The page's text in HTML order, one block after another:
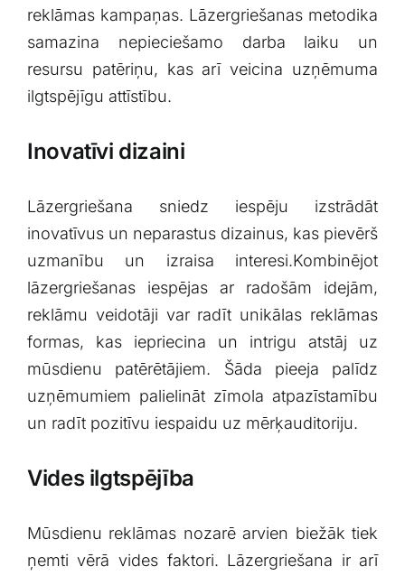
reklāmas kampaņas. Lāzergriešanas metodika
samazina nepieciešamo darba ⁤laiku un
resursu patēriņu, kas⁤ arī veicina uzņēmuma
ilgtspējīgu ​attīstību.
Inovatīvi⁣ dizaini
Lāzergriešana sniedz iespēju ⁣izstrādāt
inovatīvus un neparastus ⁣dizainus,‍ kas pievērš
uzmanību un izraisa interesi.Kombinējot⁤
lāzergriešanas ⁤iespējas ⁤ar ⁣radošām idejām,
⁤reklāmu veidotāji ​var radīt unikālas reklāmas
formas, kas iepriecina un intrigu atstāj uz
mūsdienu patērētājiem. Šāda pieeja palīdz
uzņēmumiem⁤ palielināt zīmola atpazīstamību
un radīt pozitīvu iespaidu uz ​mērķauditoriju.
Vides ilgtspējība
Mūsdienu reklāmas nozarē ⁢arvien biežāk tiek
ņemti vērā vides faktori. Lāzergriešana ir arī